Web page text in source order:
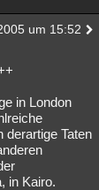
um 15:52
in London
derartige Taten
in Kairo.